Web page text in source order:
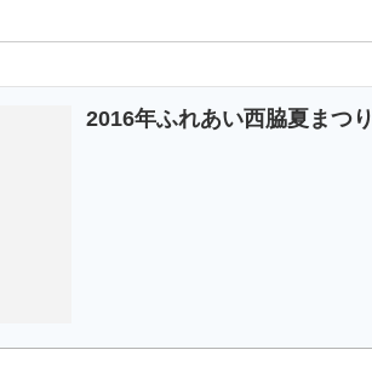
2016年ふれあい西脇夏まつり